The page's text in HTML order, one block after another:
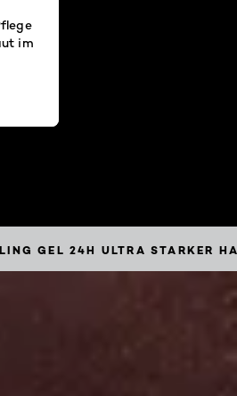
im
GEL 24H ULTRA STARKER